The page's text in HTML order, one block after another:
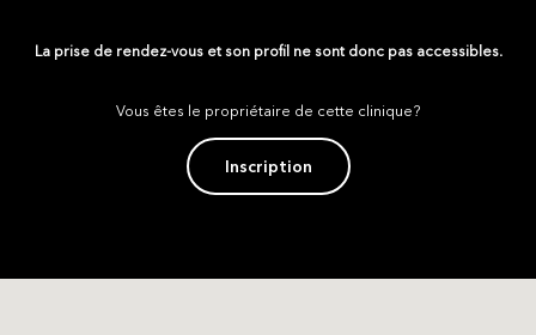
La prise de rendez-vous et son profil ne sont donc pas accessibles.
Vous êtes le propriétaire de cette clinique?
Inscription